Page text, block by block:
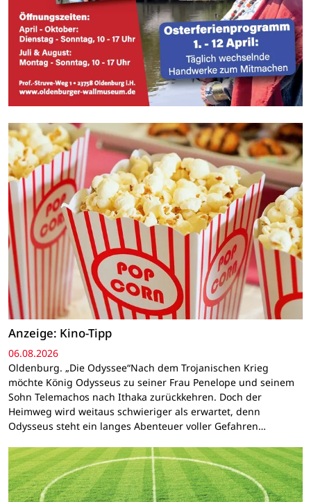
Anzeige: Kino-Tipp
06.08.2026
Oldenburg. „Die Odyssee“Nach dem Trojanischen Krieg
möchte König Odysseus zu seiner Frau Penelope und seinem
Sohn Telemachos nach Ithaka zurückkehren. Doch der
Heimweg wird weitaus schwieriger als erwartet, denn
Odysseus steht ein langes Abenteuer voller Gefahren…